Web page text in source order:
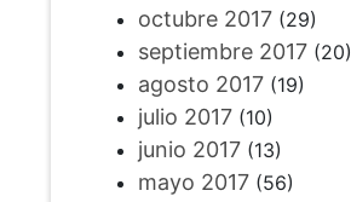
octubre 2017(29)
septiembre 2017(20)
agosto 2017(19)
julio 2017(10)
junio 2017(13)
mayo 2017(56)